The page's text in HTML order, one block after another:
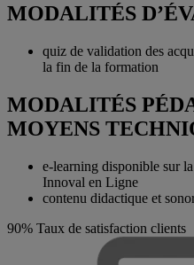
MODALITÉS
quiz de validation des
la fin de la formation
MODALITÉS
MOYENS
e-learning disponible sur
Innoval en Ligne
contenu didactique et
90% Taux de satisfaction clients